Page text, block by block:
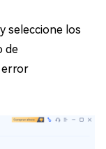
seleccione los
de
error